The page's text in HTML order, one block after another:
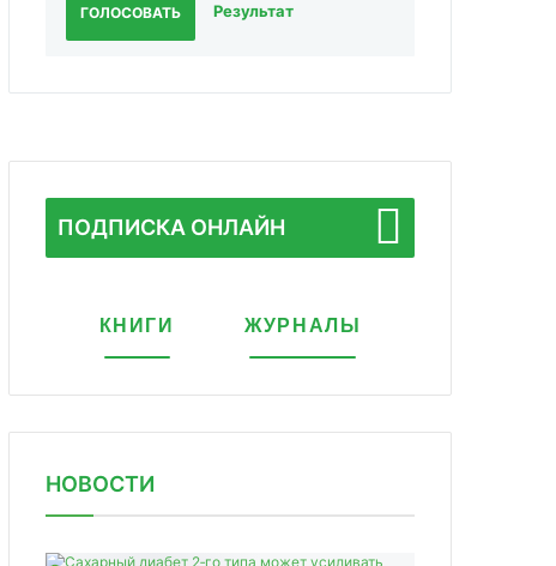
ГОЛОСОВАТЬ Результат
ПОДПИСКА ОНЛАЙН
КНИГИ ЖУРНАЛЫ
НОВОСТИ